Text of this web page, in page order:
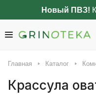
Новый ПВЗ!
Главная Каталог
Крассула